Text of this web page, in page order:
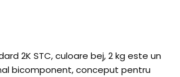
2K STC, culoare bej, 2 kg este un
bicomponent, conceput pentru